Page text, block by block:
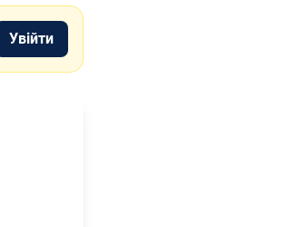
Увійти